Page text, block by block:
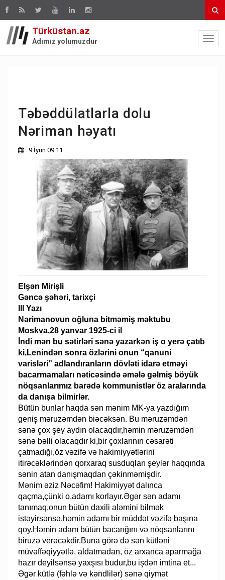
Türküstan.az
Adımız yolumuzdur
Təbəddülatlarla dolu
Nəriman həyatı
9 İyun 09:11
Elşən Mirişli
Gəncə şəhəri, tarixçi
III Yazı
Nərimanovun oğluna bitməmiş məktubu
Moskva,28 yanvar 1925-ci il
İndi mən bu sətirləri sənə yazarkən iş o yerə çatıb
ki,Lenindən sonra özlərini onun “qanuni
varisləri” adlandıranların dövləti idarə etməyi
bacarmamaları nəticəsində əmələ gəlmiş böyük
nöqsanlarımız barədə kommunistlər öz aralarında
da danışa bilmirlər.
Bütün bunlar haqda sən mənim MK-ya yazdığım
geniş məruzəmdən biəcəksən. Bu məruzəmdən
sənə çox şey aydın olacaqdır,həmin məruzəmdən
sənə bəlli olacaqdır ki,bir çoxlarının cəsarəti
çatmadığı,öz vəzifə və hakimiyyətlərini
itirəcəklərindən qorxaraq susduqları şeylər haqqında
sənin atan danışmaqdan çəkinməmişdir.
Mənim əziz Nəcəfim! Hakimiyyət dalınca
qaçma,çünki o,adamı korlayır.Əgər sən adamı
tanımaq,onun bütün daxili aləmini bilmək
istəyirsənsə,həmin adamı bir müddət vəzifə başına
qoy.Həmin adam bütün bacarığını və nöqsanlarını
biruzə verəcəkdir.Buna görə də sən kütləni
müvəffəqiyyətlə, aldatmadan, öz arxanca aparmağa
hazır deyilsənsə yaxşısı budur,bu işdən imtina et...
Əgər kütlə (fəhlə və kəndlilər) sənə qiymət